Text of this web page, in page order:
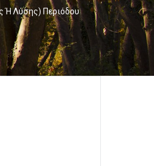
Ή Λύσης) Περιόδου